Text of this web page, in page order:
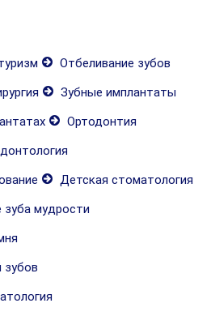
Отбеливание зубов
Зубные имплантаты
Ортодонтия
Детская стоматология
зуба мудрости
зубов